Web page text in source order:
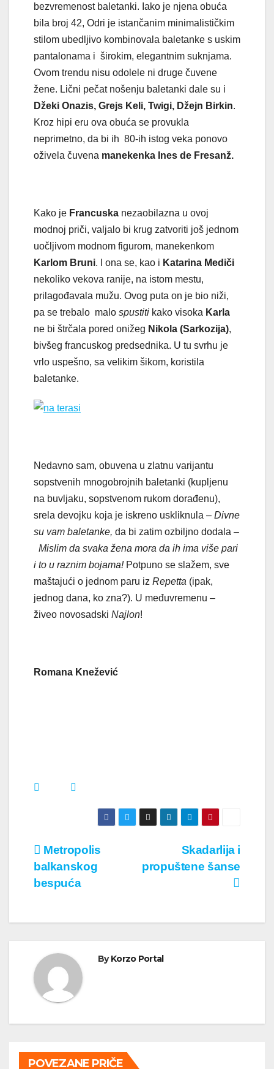
bezvremenost baletanki. Iako je njena obuća
bila broj 42, Odri je istančanim minimalističkim
stilom ubedljivo kombinovala baletanke s uskim
pantalonama i širokim, elegantnim suknjama.
Ovom trendu nisu odolele ni druge čuvene
žene. Lični pečat nošenju baletanki dale su i
Džeki Onazis, Grejs Keli, Twigi, Džejn Birkin.
Kroz hipi eru ova obuća se provukla
neprimetno, da bi ih 80-ih istog veka ponovo
oživela čuvena manekenka Ines de Fresanž.
Kako je Francuska nezaobilazna u ovoj
modnoj priči, valjalo bi krug zatvoriti još jednom
uočljivom modnom figurom, manekenkom
Karlom Bruni. I ona se, kao i Katarina Mediči
nekoliko vekova ranije, na istom mestu,
prilagođavala mužu. Ovog puta on je bio niži,
pa se trebalo malo spustiti kako visoka Karla
ne bi štrčala pored onižeg Nikola (Sarkozija),
bivšeg francuskog predsednika. U tu svrhu je
vrlo uspešno, sa velikim šikom, koristila
baletanke.
Nedavno sam, obuvena u zlatnu varijantu
sopstvenih mnogobrojnih baletanki (kupljenu
na buvljaku, sopstvenom rukom dorađenu),
srela devojku koja je iskreno uskliknula – Divne
su vam baletanke, da bi zatim ozbiljno dodala –
Mislim da svaka žena mora da ih ima više pari
i to u raznim bojama! Potpuno se slažem, sve
maštajući o jednom paru iz Repetta (ipak,
jednog dana, ko zna?). U međuvremenu –
živeo novosadski Najlon!
Romana Knežević
Кретање
чланка
Skadarlija i
propuštene šanse
Metropolis
balkanskog
bespuća
ByKorzo Portal
POVEZANE PRIČE